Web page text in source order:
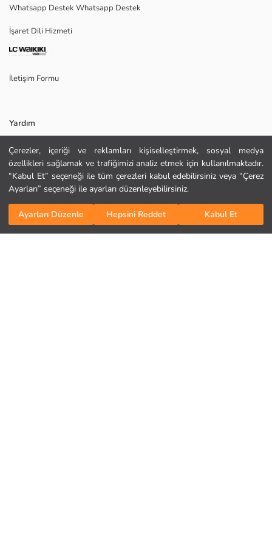
Çerezler, içeriği ve reklamları kişiselleştirmek, sosyal medya
özellikleri sağlamak ve trafiğimizi analiz etmek için kullanılmaktadır.
“Kabul Et” seçeneği ile tüm çerezleri kabul edebilirsiniz veya “Çerez
Ayarları” seçeneği ile ayarları düzenleyebilirsiniz.
Ayarları Düzenle Hepsini Reddet Kabul Et
Sepete Ekle
Marka:
Kalıp:
Kumaş:
Kalınlık:
KURU TEMİZLEME YAPILAMAZ
YÜKSEK SICAKLIKTA ÜTÜLEYİNİZ
TAMBURLU KURUTMA YAPMAYINIZ
AĞARTICI KULLANMAYINIZ
MAKSİMUM 40 °C SICAKLIKTA YIKAYINIZ
Whatsapp Destek Whatsapp Destek
İşaret Dili Hizmeti
İletişim Formu
Yardım
Sıkça Sorulan Sorular
İade
Hediye Kartı Satın Al
Bizi Takip Edin